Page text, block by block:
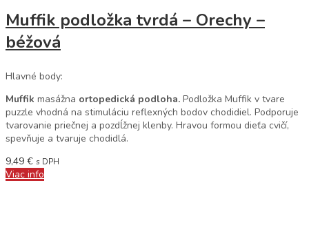
Muffik podložka tvrdá – Orechy –
béžová
Hlavné body:
Muffik masážna ortopedická podloha. Podložka Muffik v tvare
puzzle vhodná na stimuláciu reflexných bodov chodidiel. Podporuje
tvarovanie priečnej a pozdĺžnej klenby. Hravou formou dieťa cvičí,
spevňuje a tvaruje chodidlá.
9,49 € s DPH
Viac info